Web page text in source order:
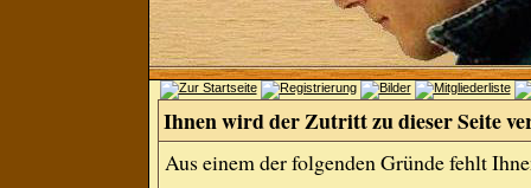
Ihnen wird der Zutritt zu dieser Seite
Aus einem der folgenden Gründe fehlt